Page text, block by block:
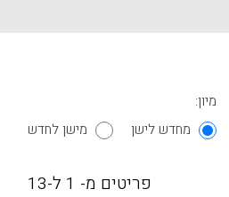
מיון:
מחדש לישן
מישן לחדש
פריטים מ- 1 ל-13